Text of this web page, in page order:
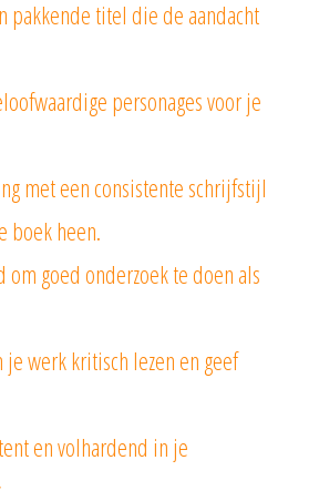
pakkende titel die de aandacht
personages voor je
met een consistente schrijfstijl
boek heen.
goed onderzoek te doen als
je werk kritisch lezen en geef
en volhardend in je